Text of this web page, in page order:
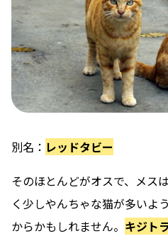
別名： レッドタビー
そのほとんどがオスで、メス
く少しやんちゃな猫が多いよ
からかもしれません。 キジト